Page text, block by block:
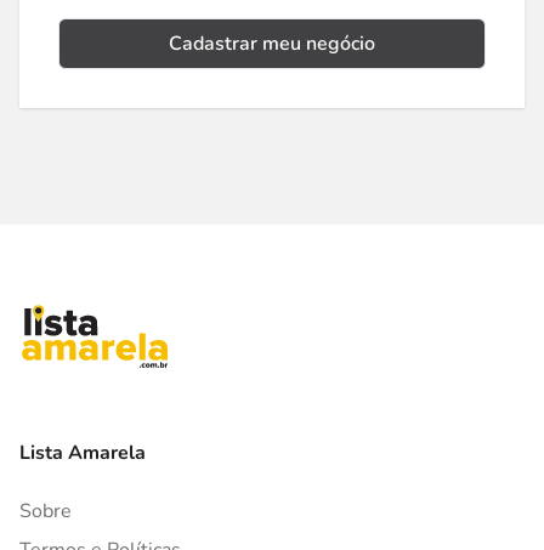
Cadastrar meu negócio
Lista Amarela
Sobre